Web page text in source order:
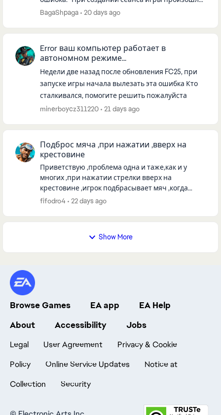
ошибка. Попробуйте повторить позже". С
BagaShpaga 20 days ago
Error ваш компьютер работает в
автономном режиме...
Недели две назад после обновления FC25, при
запуске игры начала вылезать эта ошибка Кто
сталкивался, помогите решить пожалуйста
minerboycz311220
21 days ago
Подброс мяча ,при нажатии ,вверх на
крестовине
Приветствую ,проблема одна и таже,как и у
многих ,при нажатии стрелки вверх на
крестовине ,игрок подбрасывает мяч ,когда
исправят баг,платформа ps5,на стиках игра без
fifodro4 22 days ago
Show More
Browse Games EA app
EA Help
About
Accessibility Jobs
Legal User Agreement
Privacy & Cookie
Policy
Online Service Updates
Notice at
Collection
Security